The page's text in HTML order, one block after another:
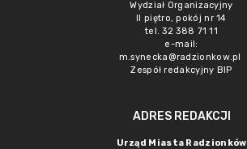
Wydział Organizacyjny
II piętro, pokój nr 14
tel. 32 388 71 11
e-mail:
m.synecka@radzionkow.pl
Zespół redakcyjny BIP
ADRES REDAKCJI
Urząd Miasta Radzionków